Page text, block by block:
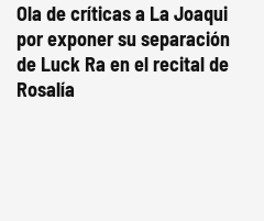
Ola de críticas a La Joaqui
por exponer su separación
de Luck Ra en el recital de
Rosalía